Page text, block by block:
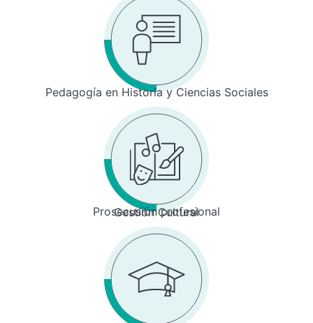
Pedagogía en Historia y Ciencias Sociales
Prosecusión profesional
Gestión Cultural